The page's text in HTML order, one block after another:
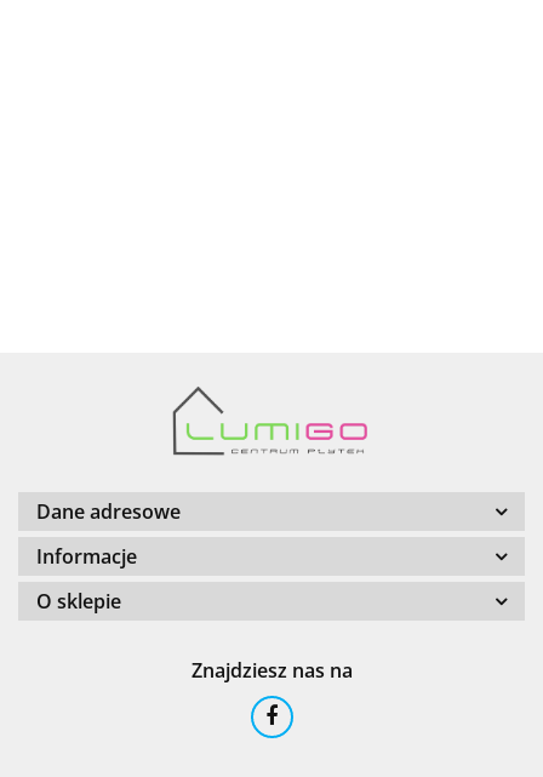
Barwolf
Dane adresowe
Informacje
O sklepie
Znajdziesz nas na